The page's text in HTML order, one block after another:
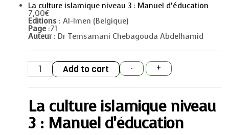
La culture islamique niveau 3 : Manuel d’éducation
7,00€
Editions : Al-Imen (Belgique)
Page:71
Auteur : Dr Temsamani Chebagouda Abdelhamid
-
La
culture
islamique
Manuel
d'éducation
quantity
+
Add to cart
La culture islamique niveau
3 : Manuel d’éducation